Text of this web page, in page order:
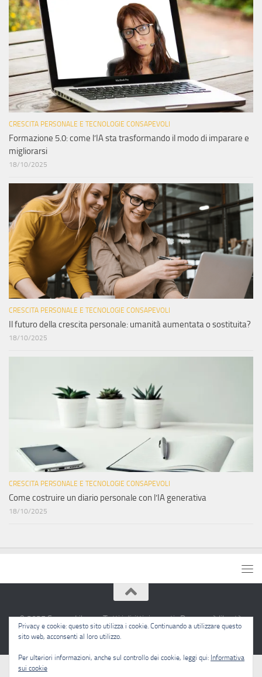
CRESCITA PERSONALE E TECNOLOGIE CONSAPEVOLI
Formazione 5.0: come l’IA sta trasformando il modo di imparare e
migliorarsi
18/10/2025
CRESCITA PERSONALE E TECNOLOGIE CONSAPEVOLI
Il futuro della crescita personale: umanità aumentata o sostituita?
18/10/2025
CRESCITA PERSONALE E TECNOLOGIE CONSAPEVOLI
Come costruire un diario personale con l’IA generativa
18/10/2025
© 2025 Sapere Libero · Tutti i diritti riservati · Pensare è libertà.
Privacy e cookie: questo sito utilizza i cookie. Continuando a utilizzare questo
sito web, acconsenti al loro utilizzo.
Per ulteriori informazioni, anche sul controllo dei cookie, leggi qui: Informativa
sui cookie